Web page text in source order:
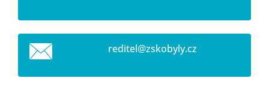
reditel@zskobyly.cz